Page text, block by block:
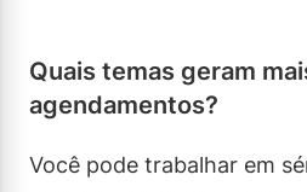
Quais temas geram
agendamentos?
Você pode trabalhar em